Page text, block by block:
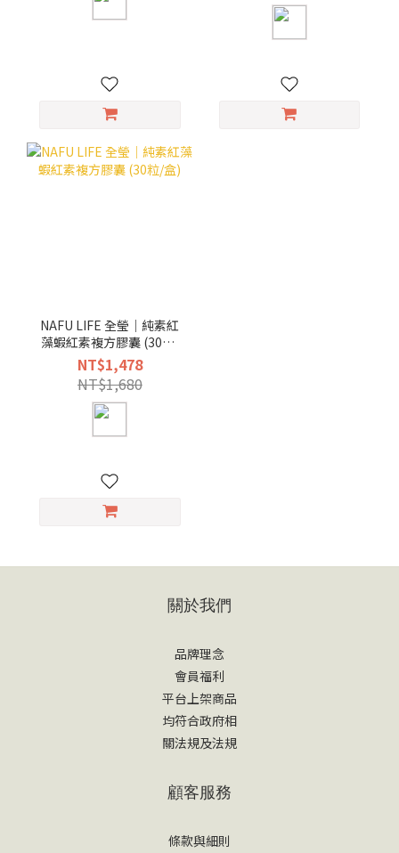
NAFU LIFE 全瑩｜純素紅
藻蝦紅素複方膠囊 (30粒/
盒)
NT$1,478
NT$1,680
關於我們
品牌理念
會員福利
平台上架商品
均符合政府相
關法規及法規
顧客服務
條款與細則